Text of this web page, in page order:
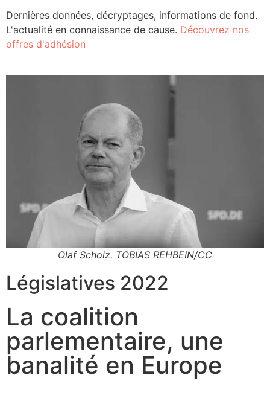
Dernières données, décryptages, informations de fond.
L'actualité en connaissance de cause. Découvrez nos
offres d'adhésion
Olaf Scholz. TOBIAS REHBEIN/CC
Législatives 2022
La coalition
parlementaire, une
banalité en Europe